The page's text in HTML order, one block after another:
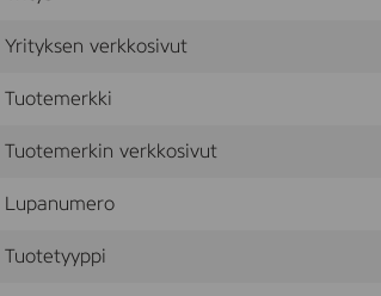
Yrityksen verkkosivut
Tuotemerkki
Tuotemerkin verkkosivut
Lupanumero
Tuotetyyppi